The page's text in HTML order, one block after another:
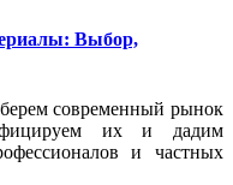
Выбор,
современный рынок
их и дадим
и частных